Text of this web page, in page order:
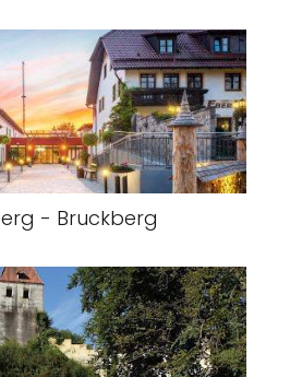
- Bruckberg